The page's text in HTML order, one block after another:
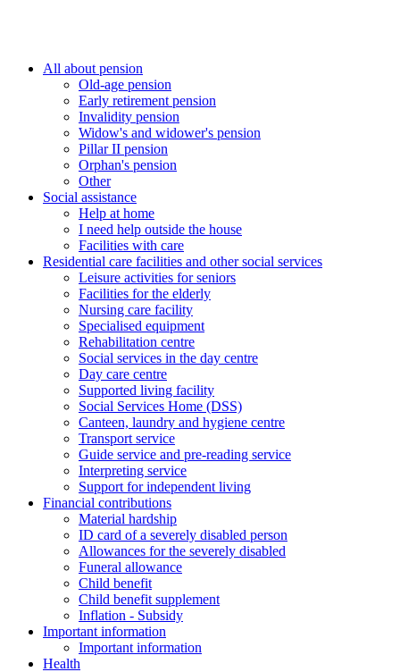
All about pension
Old-age pension
Early retirement pension
Invalidity pension
Widow's and widower's pension
Pillar II pension
Orphan's pension
Other
Social assistance
Help at home
I need help outside the house
Facilities with care
Residential care facilities and other social services
Leisure activities for seniors
Facilities for the elderly
Nursing care facility
Specialised equipment
Rehabilitation centre
Social services in the day centre
Day care centre
Supported living facility
Social Services Home (DSS)
Canteen, laundry and hygiene centre
Transport service
Guide service and pre-reading service
Interpreting service
Support for independent living
Financial contributions
Material hardship
ID card of a severely disabled person
Allowances for the severely disabled
Funeral allowance
Child benefit
Child benefit supplement
Inflation - Subsidy
Important information
Important information
Health